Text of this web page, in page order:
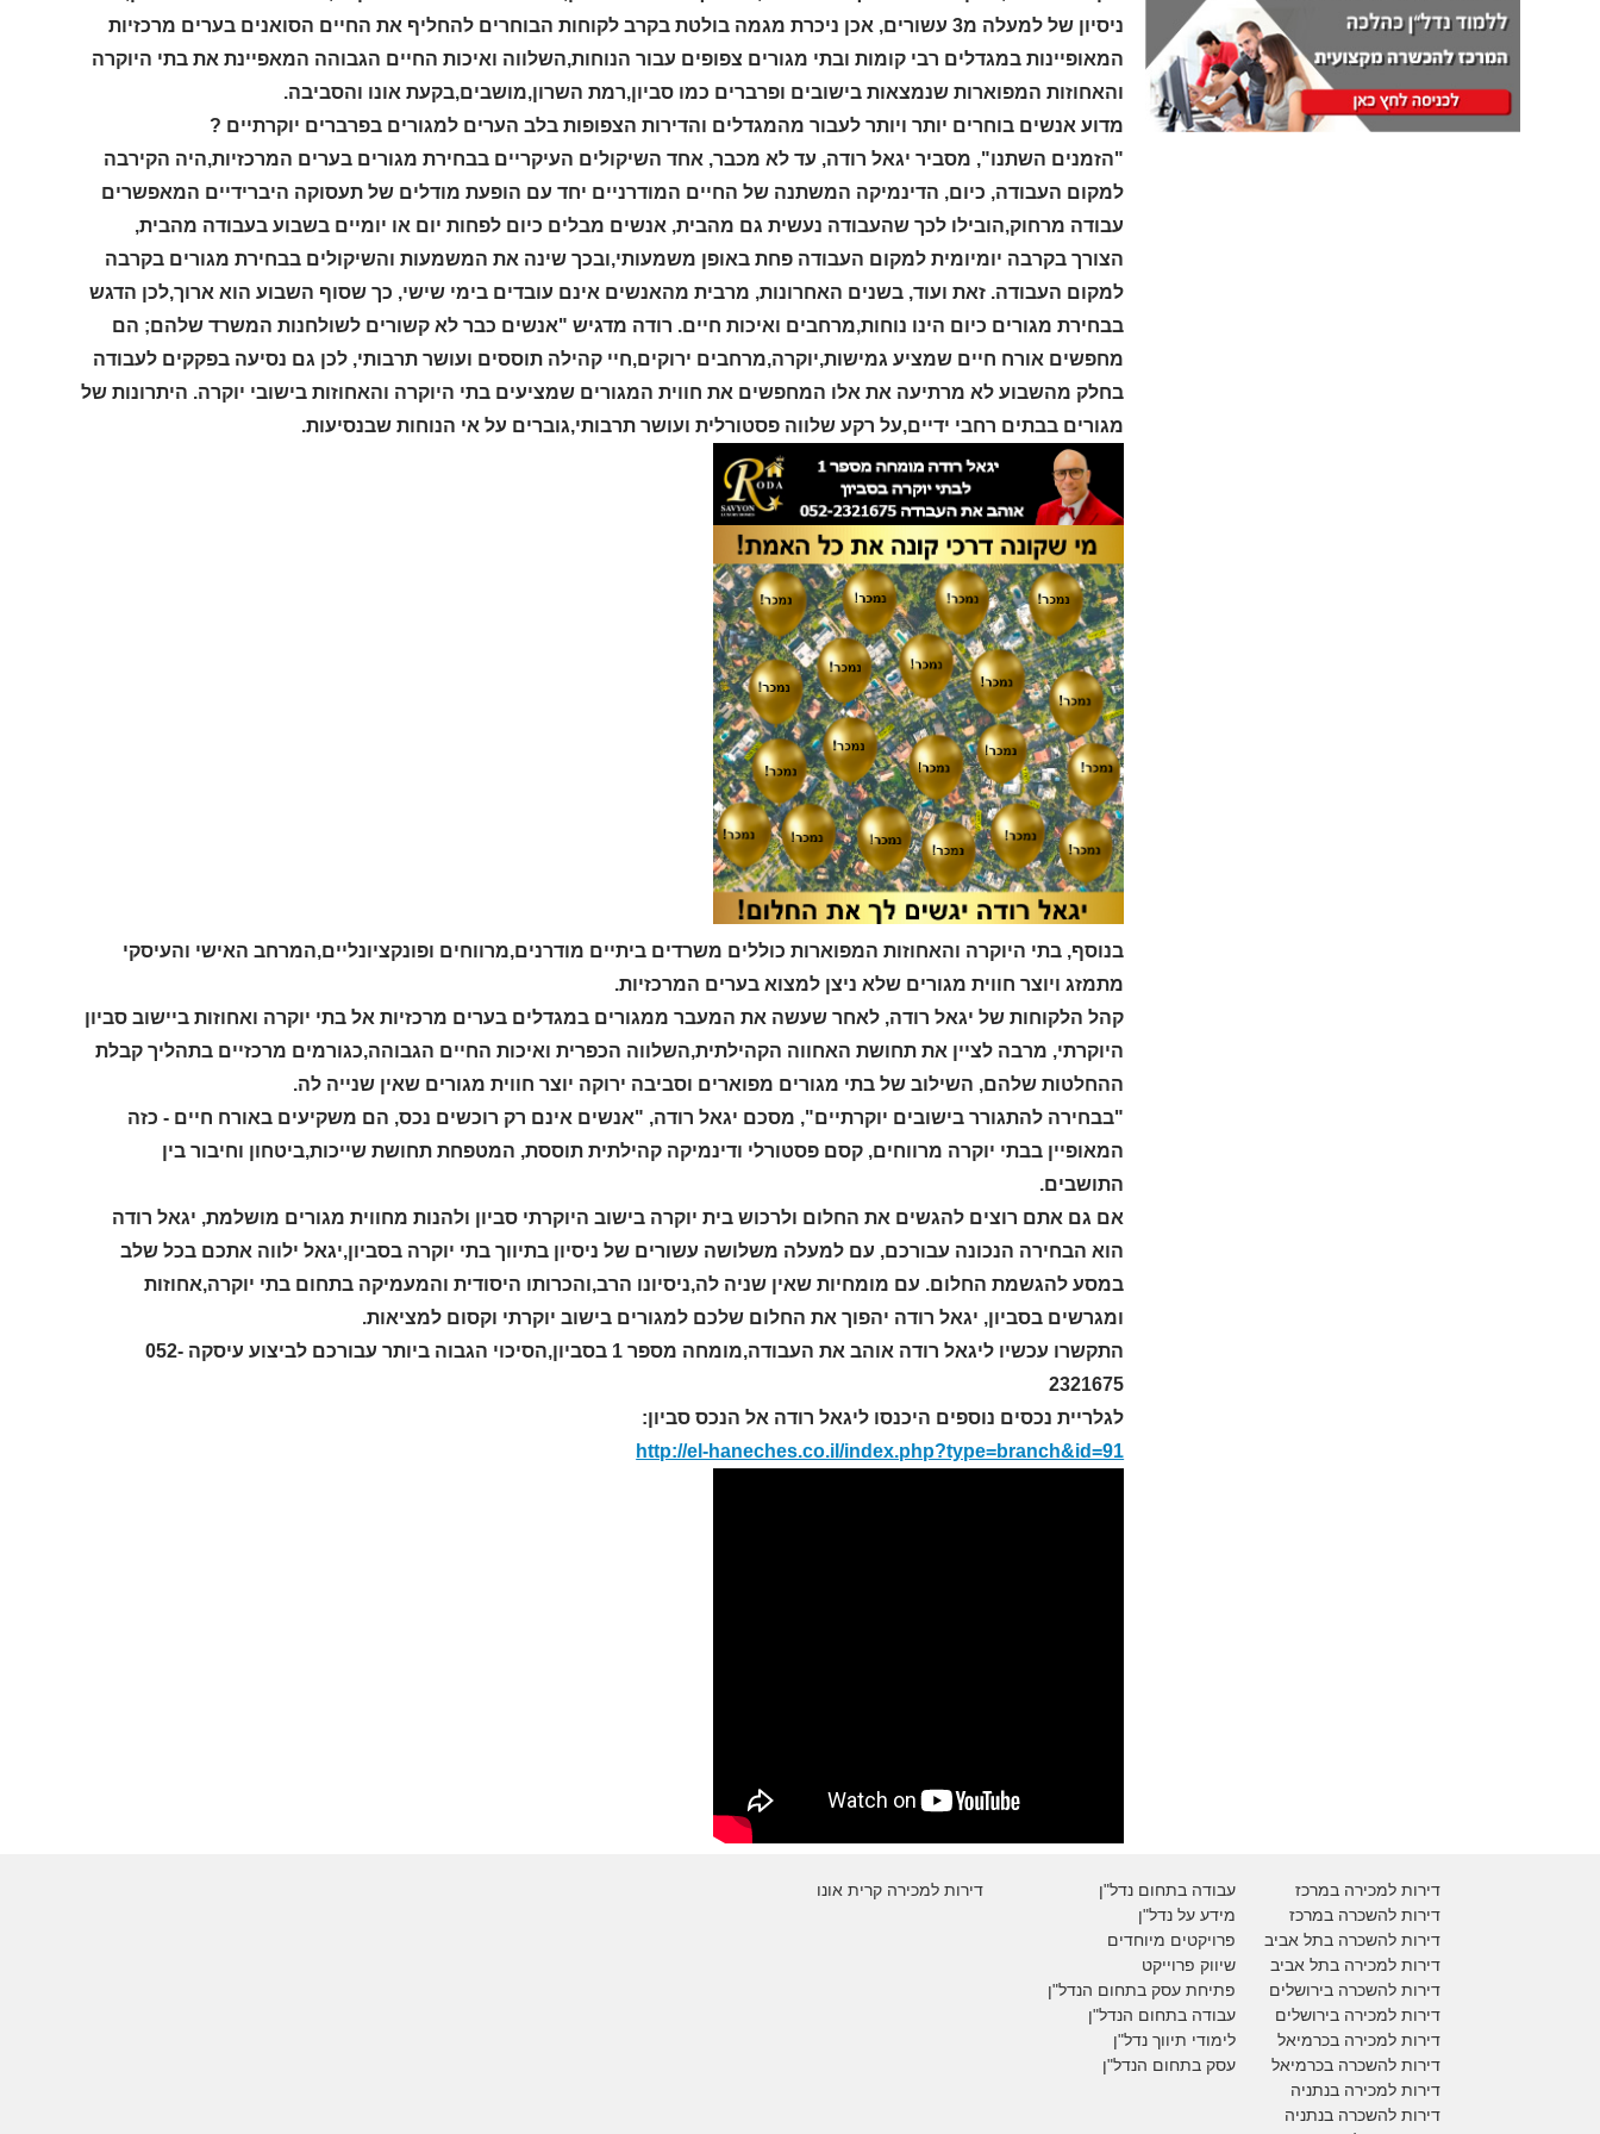
ניסיון של למעלה מ3 עשורים, אכן ניכרת מגמה בולטת בקרב לקוחות הבוחרים להחליף את החיים הסואנים בערים מרכזיות
המאופיינות במגדלים רבי קומות ובתי מגורים צפופים עבור הנוחות,השלווה ואיכות החיים הגבוהה המאפיינת את בתי היוקרה
והאחוזות המפוארות שנמצאות בישובים ופרברים כמו סביון,רמת השרון,מושבים,בקעת אונו והסביבה.
מדוע אנשים בוחרים יותר ויותר לעבור מהמגדלים והדירות הצפופות בלב הערים למגורים בפרברים יוקרתיים ?
"הזמנים השתנו", מסביר יגאל רודה, עד לא מכבר, אחד השיקולים העיקריים בבחירת מגורים בערים המרכזיות,היה הקירבה
למקום העבודה, כיום, הדינמיקה המשתנה של החיים המודרניים יחד עם הופעת מודלים של תעסוקה היברידיים המאפשרים
עבודה מרחוק,הובילו לכך שהעבודה נעשית גם מהבית, אנשים מבלים כיום לפחות יום או יומיים בשבוע בעבודה מהבית,
הצורך בקרבה יומיומית למקום העבודה פחת באופן משמעותי,ובכך שינה את המשמעות והשיקולים בבחירת מגורים בקרבה
למקום העבודה. זאת ועוד, בשנים האחרונות, מרבית מהאנשים אינם עובדים בימי שישי, כך שסוף השבוע הוא ארוך,לכן הדגש
בבחירת מגורים כיום הינו נוחות,מרחבים ואיכות חיים. רודה מדגיש "אנשים כבר לא קשורים לשולחנות המשרד שלהם; הם
מחפשים אורח חיים שמציע גמישות,יוקרה,מרחבים ירוקים,חיי קהילה תוססים ועושר תרבותי, לכן גם נסיעה בפקקים לעבודה
בחלק מהשבוע לא מרתיעה את אלו המחפשים את חווית המגורים שמציעים בתי היוקרה והאחוזות בישובי יוקרה. היתרונות של
מגורים בבתים רחבי ידיים,על רקע שלווה פסטורלית ועושר תרבותי,גוברים על אי הנוחות שבנסיעות.
בנוסף, בתי היוקרה והאחוזות המפוארות כוללים משרדים ביתיים מודרנים,מרווחים ופונקציונליים,המרחב האישי והעיסקי
מתמזג ויוצר חווית מגורים שלא ניצן למצוא בערים המרכזיות.
קהל הלקוחות של יגאל רודה, לאחר שעשה את המעבר ממגורים במגדלים בערים מרכזיות אל בתי יוקרה ואחוזות ביישוב סביון
היוקרתי, מרבה לציין את תחושת האחווה הקהילתית,השלווה הכפרית ואיכות החיים הגבוהה,כגורמים מרכזיים בתהליך קבלת
ההחלטות שלהם, השילוב של בתי מגורים מפוארים וסביבה ירוקה יוצר חווית מגורים שאין שנייה לה.
"בבחירה להתגורר בישובים יוקרתיים", מסכם יגאל רודה, "אנשים אינם רק רוכשים נכס, הם משקיעים באורח חיים - כזה
המאופיין בבתי יוקרה מרווחים, קסם פסטורלי ודינמיקה קהילתית תוססת, המטפחת תחושת שייכות,ביטחון וחיבור בין
התושבים.
אם גם אתם רוצים להגשים את החלום ולרכוש בית יוקרה בישוב היוקרתי סביון ולהנות מחווית מגורים מושלמת, יגאל רודה
הוא הבחירה הנכונה עבורכם, עם למעלה משלושה עשורים של ניסיון בתיווך בתי יוקרה בסביון,יגאל ילווה אתכם בכל שלב
במסע להגשמת החלום. עם מומחיות שאין שניה לה,ניסיונו הרב,והכרותו היסודית והמעמיקה בתחום בתי יוקרה,אחוזות
ומגרשים בסביון, יגאל רודה יהפוך את החלום שלכם למגורים בישוב יוקרתי וקסום למציאות.
התקשרו עכשיו ליגאל רודה אוהב את העבודה,מומחה מספר 1 בסביון,הסיכוי הגבוה ביותר עבורכם לביצוע עיסקה 052-
2321675
לגלריית נכסים נוספים היכנסו ליגאל רודה אל הנכס סביון:
http://el-haneches.co.il/index.php?type=branch&id=91
דירות למכירה קרית אונו
דירות למכירה במרכז
דירות להשכרה במרכז
דירות להשכרה בתל אביב
דירות למכירה בתל אביב
דירות להשכרה בירושלים
דירות למכירה בירושלים
דירות למכירהבכרמיאל
דירות להשכרהבכרמיאל
דירות למכירה בנתניה
דירות להשכרה בנתניה
עבודה בתחום נדל"ן
מידע על נדל"ן
פרויקטים מיוחדים
שיווק פרוייקט
פתיחת עסק בתחום הנדל"ן
עבודה בתחום הנדל"ן
לימודי תיווך נדל"ן
עסק בתחום הנדל"ן